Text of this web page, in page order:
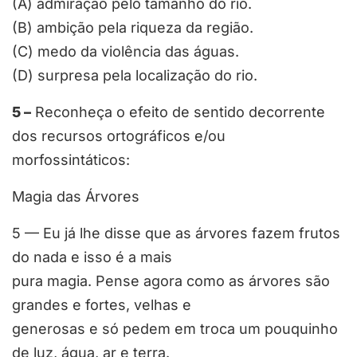
(A) admiração pelo tamanho do rio.
(B) ambição pela riqueza da região.
(C) medo da violência das águas.
(D) surpresa pela localização do rio.
5 – Reconheça o efeito de sentido decorrente
dos recursos ortográficos e/ou
morfossintáticos:
Magia das Árvores
5 — Eu já lhe disse que as árvores fazem frutos
do nada e isso é a mais
pura magia. Pense agora como as árvores são
grandes e fortes, velhas e
generosas e só pedem em troca um pouquinho
de luz, água, ar e terra.